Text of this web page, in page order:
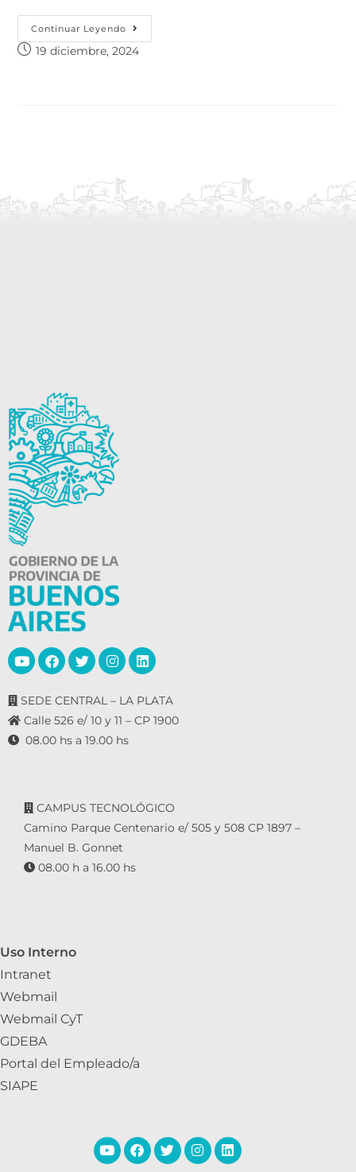
Continuar Leyendo
19 diciembre, 2024
SEDE CENTRAL – LA PLATA
Calle 526 e/ 10 y 11 – CP 1900
08.00 hs a 19.00 hs
CAMPUS TECNOLÓGICO
Camino Parque Centenario e/ 505 y 508 CP 1897 –
Manuel B. Gonnet
08.00 h a 16.00 hs
Uso Interno
Intranet
Webmail
Webmail CyT
GDEBA
Portal del Empleado/a
SIAPE